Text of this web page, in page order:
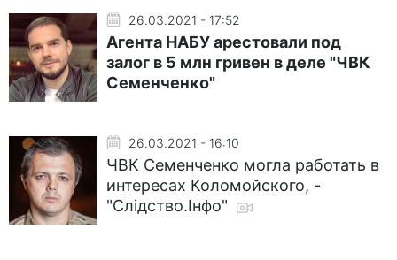
26.03.2021 - 17:52
Агента НАБУ арестовали под
залог в 5 млн гривен в деле "ЧВК
Семенченко"
26.03.2021 - 16:10
ЧВК Семенченко могла работать в
интересах Коломойского, -
"Слідство.Інфо"